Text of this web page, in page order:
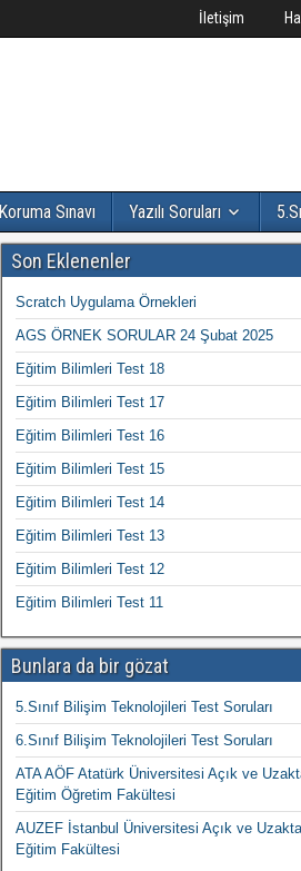
İletişim
Sınavı Yazılı Soruları
Son Eklenenler
Scratch Uygulama Örnekleri
AGS ÖRNEK SORULAR 24 Şubat 2025
Eğitim Bilimleri Test 18
Eğitim Bilimleri Test 17
Eğitim Bilimleri Test 16
Eğitim Bilimleri Test 15
Eğitim Bilimleri Test 14
Eğitim Bilimleri Test 13
Eğitim Bilimleri Test 12
Eğitim Bilimleri Test 11
Bunlara da bir gözat
5.Sınıf Bilişim Teknolojileri Test Soruları
6.Sınıf Bilişim Teknolojileri Test Soruları
ATA AÖF Atatürk Üniversitesi Açık ve
Eğitim Öğretim Fakültesi
AUZEF İstanbul Üniversitesi Açık ve
Eğitim Fakültesi